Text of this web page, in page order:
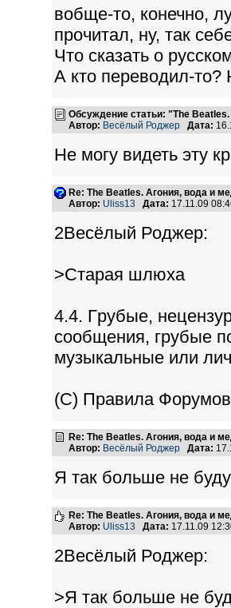
вобще-то, конечно,
прочитал, ну, так
Что сказать о
А кто переводил-то?
Обсуждение статьи: "The
Автор: Весёлый Роджер Дата:
Не могу видеть эту
Re: The Beatles. Агония, вода и
Автор: Uliss13 Дата: 17.11.09
2Весёлый Роджер:
>Старая шлюха
4.4. Гpубые,
сообщения, грубые
музыкальные или
(C) Правила Форумов
Re: The Beatles. Агония, вода и
Автор: Весёлый Роджер Дата:
Я так больше не
Re: The Beatles. Агония, вода и
Автор: Uliss13 Дата: 17.11.09
2Весёлый Роджер:
>Я так больше не